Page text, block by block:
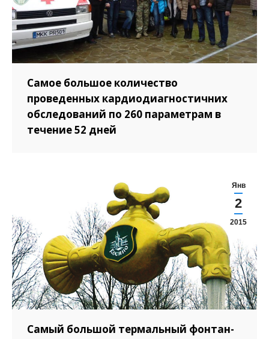
Самое большое количество
проведенных кардиодиагностичних
обследований по 260 параметрам в
течение 52 дней
Янв
2
2015
Самый большой термальный фонтан-